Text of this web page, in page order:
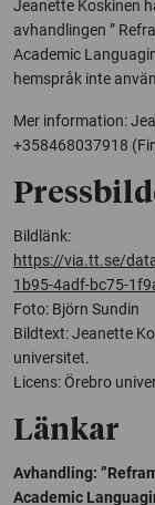
Jeanette Koskinen
avhandlingen ”
Academic
hemspråk inte
Mer information:
+358468037918
Bildlänk:
https://via.tt.se/
1b95-4adf-bc75-
Foto: Björn Sundin
Bildtext: Jeanette
universitet.
Licens: Örebro
Länkar
Avhandling:
Academic